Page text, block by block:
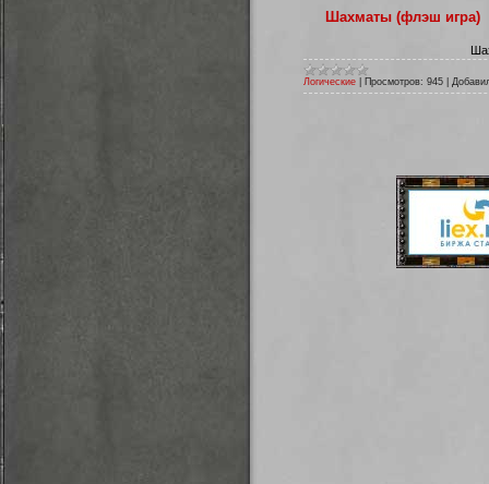
Шахматы (флэш игра)
Логические Просмотров: 945